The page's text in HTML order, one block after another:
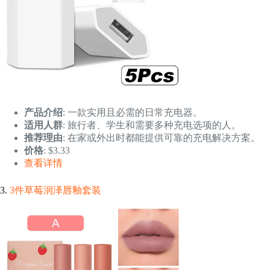
产品介绍: 一款实用且必需的日常充电器。
适用人群: 旅行者、学生和需要多种充电选项的人。
推荐理由: 在家或外出时都能提供可靠的充电解决方案。
价格: $3.33
查看详情
3. 3件草莓润泽唇釉套装